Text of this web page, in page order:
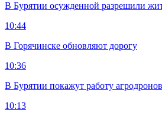
В Бурятии осужденной разрешили
10:44
В Горячинске обновляют дорогу
10:36
В Бурятии покажут работу агродронов
10:13